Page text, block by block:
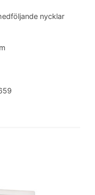
nycklar